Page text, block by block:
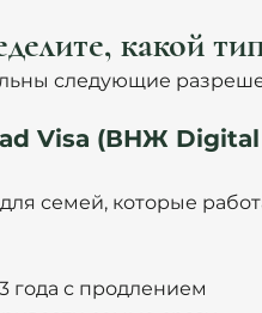
какой
следующие
Visa (ВНЖ
семей, которые
года с продлением